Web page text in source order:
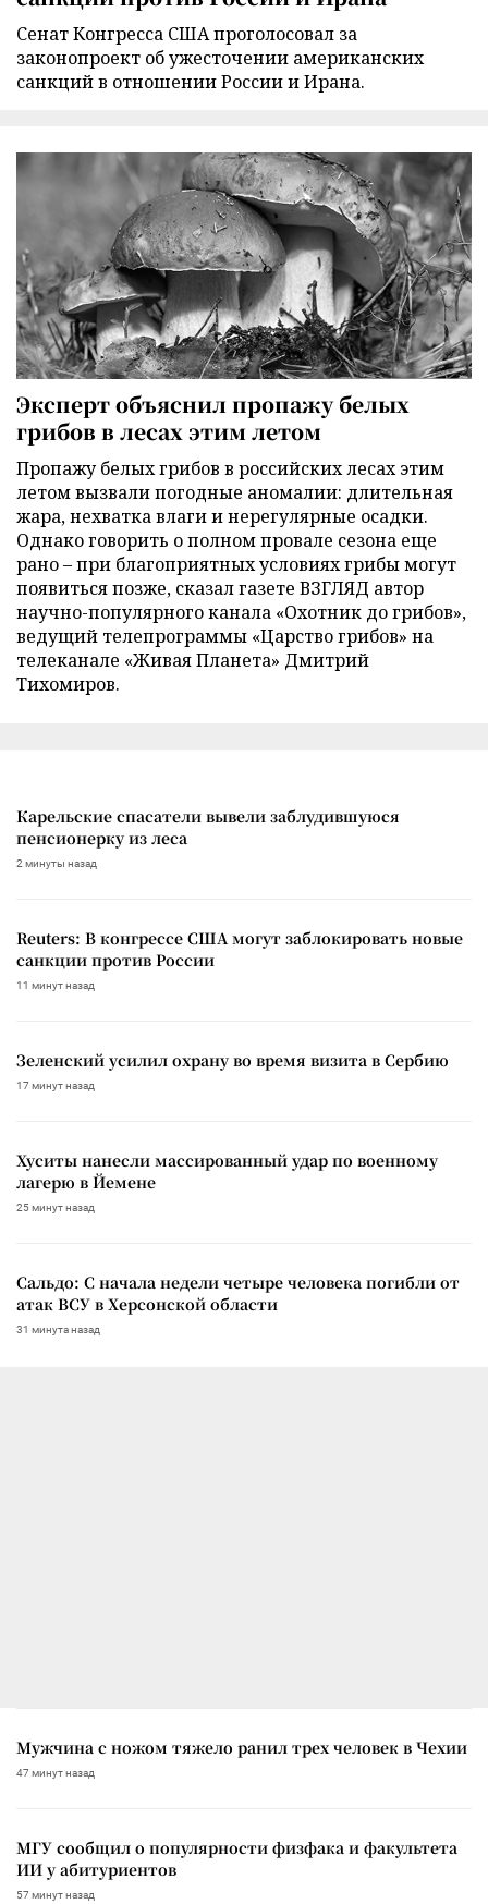
Сенат Конгресса США проголосовал за
законопроект об ужесточении американских
санкций в отношении России и Ирана.
Эксперт объяснил пропажу белых
грибов в лесах этим летом
Пропажу белых грибов в российских лесах этим
летом вызвали погодные аномалии: длительная
жара, нехватка влаги и нерегулярные осадки.
Однако говорить о полном провале сезона еще
рано – при благоприятных условиях грибы могут
появиться позже, сказал газете ВЗГЛЯД автор
научно-популярного канала «Охотник до грибов»,
ведущий телепрограммы «Царство грибов» на
телеканале «Живая Планета» Дмитрий
Тихомиров.
Карельские спасатели вывели заблудившуюся
пенсионерку из леса
2 минуты назад
Reuters: В конгрессе США могут заблокировать новые
санкции против России
11 минут назад
Зеленский усилил охрану во время визита в Сербию
17 минут назад
Хуситы нанесли массированный удар по военному
лагерю в Йемене
25 минут назад
Сальдо: С начала недели четыре человека погибли от
атак ВСУ в Херсонской области
31 минута назад
Мужчина с ножом тяжело ранил трех человек в Чехии
47 минут назад
МГУ сообщил о популярности физфака и факультета
ИИ у абитуриентов
57 минут назад